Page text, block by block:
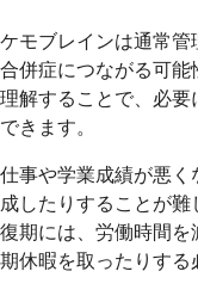
ケモブレインは通常管
合併症につながる可
理解することで、必
できます。
仕事や学業成績が悪
成したりすることが
復期には、労働時間
期休暇を取ったりする